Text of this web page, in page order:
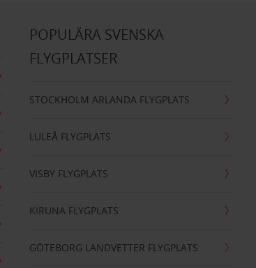
POPULÄRA SVENSKA
FLYGPLATSER
STOCKHOLM ARLANDA FLYGPLATS
LULEÅ FLYGPLATS
VISBY FLYGPLATS
KIRUNA FLYGPLATS
GÖTEBORG LANDVETTER FLYGPLATS